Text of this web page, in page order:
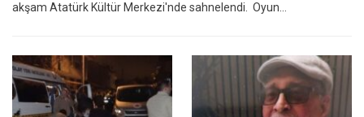
akşam Atatürk Kültür Merkezi'nde sahnelendi. Oyun…